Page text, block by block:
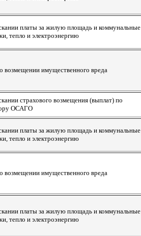
платы за жилую площадь и коммунальные
тепло и электроэнергию
возмещении имущественного вреда
страхового возмещения (выплат) по
ОСАГО
платы за жилую площадь и коммунальные
тепло и электроэнергию
возмещении имущественного вреда
платы за жилую площадь и коммунальные
тепло и электроэнергию